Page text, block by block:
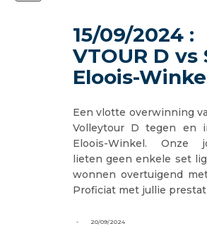
15/09/2024 :
VTOUR D vs
Eloois-
Een vlotte overwinning
Volleytour D tegen en
Eloois-Winkel. Onze
lieten geen enkele set
wonnen overtuigend
Proficiat met jullie
- 20/09/2024